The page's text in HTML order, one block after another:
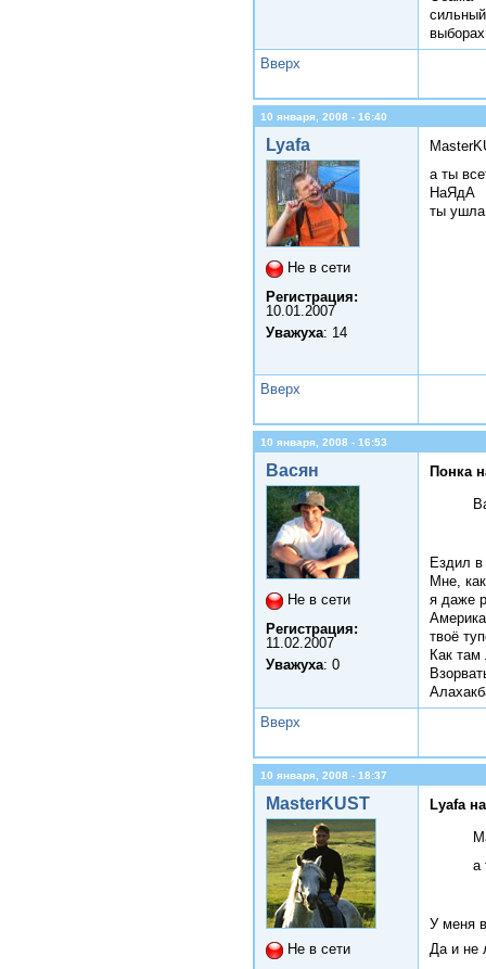
Вверх
10 января, 2008 - 16:40
Lyafa
Не в сети
Регистрация:
10.01.2007
Уважуха: 14
а ты
НаЯдА
ты ушла
Вверх
10 января, 2008 - 16:53
Васян
Не в сети
Регистрация:
11.02.2007
Уважуха: 0
Понка
Ездил в
Мне,
я даже
твоё
Как там
Вверх
10 января, 2008 - 18:37
MasterKUST
Не в сети
Lyafa
а
У меня
Да и не